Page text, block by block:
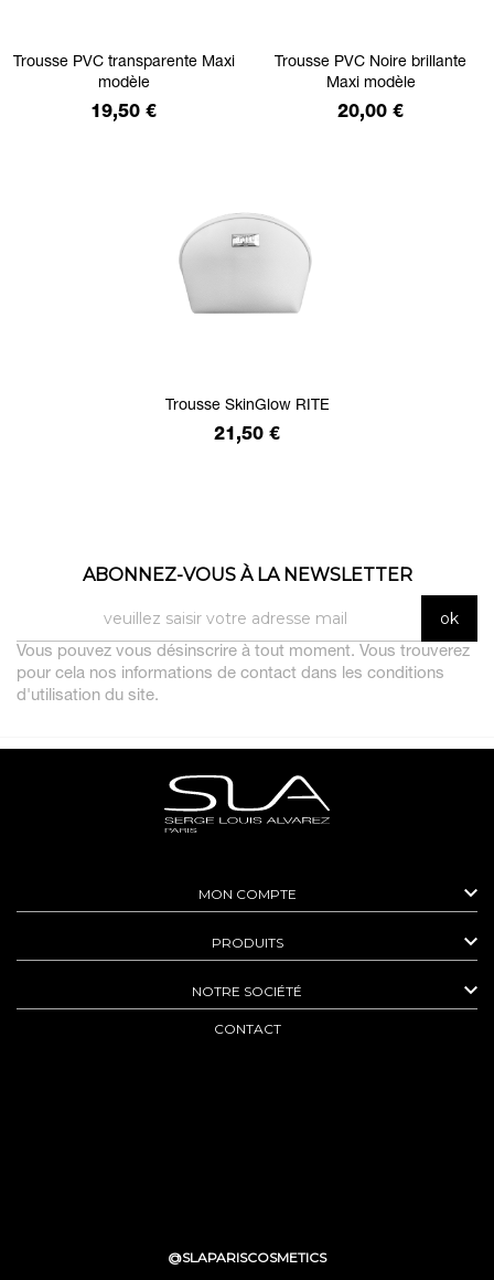
Trousse PVC transparente Maxi
modèle
Prix
19,50 €
Trousse PVC Noire brillante
Maxi modèle
Prix
20,00 €
Trousse SkinGlow RITE
Prix
21,50 €
ABONNEZ-VOUS À LA NEWSLETTER
Vous pouvez vous désinscrire à tout moment. Vous trouverez
pour cela nos informations de contact dans les conditions
d'utilisation du site.
MON COMPTE 
PRODUITS 
NOTRE SOCIÉTÉ 
CONTACT
@SLAPARISCOSMETICS